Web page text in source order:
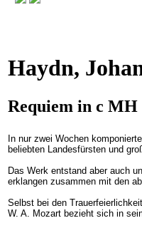
Haydn,
Requiem in c
In nur zwei Wochen
beliebten Landesfürsten und
Das Werk entstand aber auch
erklangen zusammen mit den
Selbst bei den
W. A. Mozart bezieht sich in